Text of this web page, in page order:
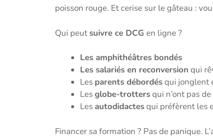
poisson rouge. Et cerise sur le gâteau :
Qui peutsuivre ce DCG en ligne ?
Les amphithéâtres bondés
Les salariés en reconversion qui
Les parents débordésqui jonglent
Lesglobe-trottersqui n’ont pas
Lesautodidactesqui préfèrent les
Financer sa formation ? Pas de panique.